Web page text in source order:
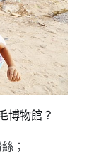
博物館？
；